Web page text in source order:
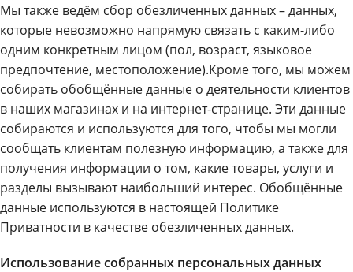
Мы также ведём сбор обезличенных данных – данных,
которые невозможно напрямую связать с каким-либо
одним конкретным лицом (пол, возраст, языковое
предпочтение, местоположение).Кроме того, мы можем
собирать обобщённые данные о деятельности клиентов
в наших магазинах и на интернет-странице. Эти данные
собираются и используются для того, чтобы мы могли
сообщать клиентам полезную информацию, а также для
получения информации о том, какие товары, услуги и
разделы вызывают наибольший интерес. Обобщённые
данные используются в настоящей Политике
Приватности в качестве обезличенных данных.
Использование собранных персональных данных